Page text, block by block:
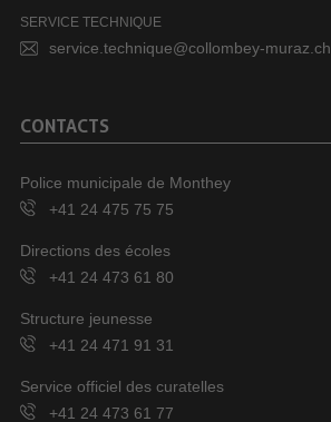
SERVICE TECHNIQUE
service.technique@collombey-muraz.ch
CONTACTS
Police municipale de Monthey
+41 24 475 75 75
Directions des écoles
+41 24 473 61 80
Structure jeunesse
+41 24 471 91 31
Service officiel des curatelles
+41 24 473 61 77